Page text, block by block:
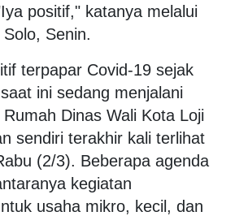
positif," katanya melalui
Senin.
terpapar Covid-19 sejak
ini sedang menjalani
Dinas Wali Kota Loji
sendiri terakhir kali terlihat
(2/3). Beberapa agenda
kegiatan
usaha mikro, kecil, dan